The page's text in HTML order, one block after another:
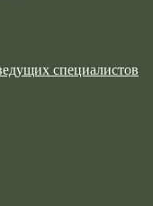
специалистов